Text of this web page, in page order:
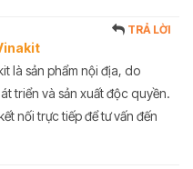
TRẢ LỜI
là sản phẩm nội địa, do
triển và sản xuất độc quyền.
nối trực tiếp để tư vấn đến